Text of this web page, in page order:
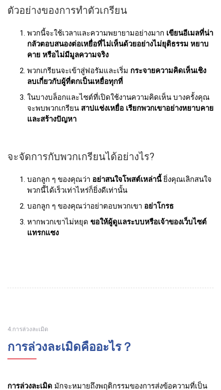
ตัวอย่างของการทำตัวเกรียน
พวกนี้จะใช้เวลาและความพยายามอย่างมาก เขียนอีเมลที่น่า
กลัวตอบสนองต่อเหยื่อที่ไม่เห็นด้วยอย่างไม่ยุติธรรม หยาบ
คาย หรือไม่มีมูลความจริง
พวกเกรียนจะเข้าสู่ฟอรัมและเริ่ม กระจายความคิดเห็นเชิง
ลบเกี่ยวกับผู้ที่ตกเป็นเหยื่อทุกที่
ในบางบล็อกและไซต์ที่เปิดใช้งานความคิดเห็น บางครั้งคุณ
จะพบพวกเกรียน สาปแช่งเหยื่อ เรียกพวกเขาอย่างหยาบคาย
และสร้างปัญหา
จะจัดการกับพวกเกรียนได้อย่างไร?
บอกลูก ๆ ของคุณว่า อย่าสนใจโพสต์เหล่านี้ยิ่งคุณเลิกสนใจ
พวกนี้ได้เร็วเท่าไหร่ก็ยิ่งดีเท่านั้น
บอกลูก ๆ ของคุณว่าอย่าตอบพวกเขา อย่าโกรธ
หากพวกเขาไม่หยุด ขอให้ผู้ดูแลระบบหรือเจ้าของเว็บไซต์
แทรกแซง
4.การล่วงละเมิด
การล่วงละเมิดคืออะไร？
การล่วงละเมิด มักจะหมายถึงพฤติกรรมของการส่งข้อความที่เป็น